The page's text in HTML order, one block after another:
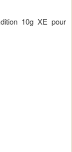
10g XE pour